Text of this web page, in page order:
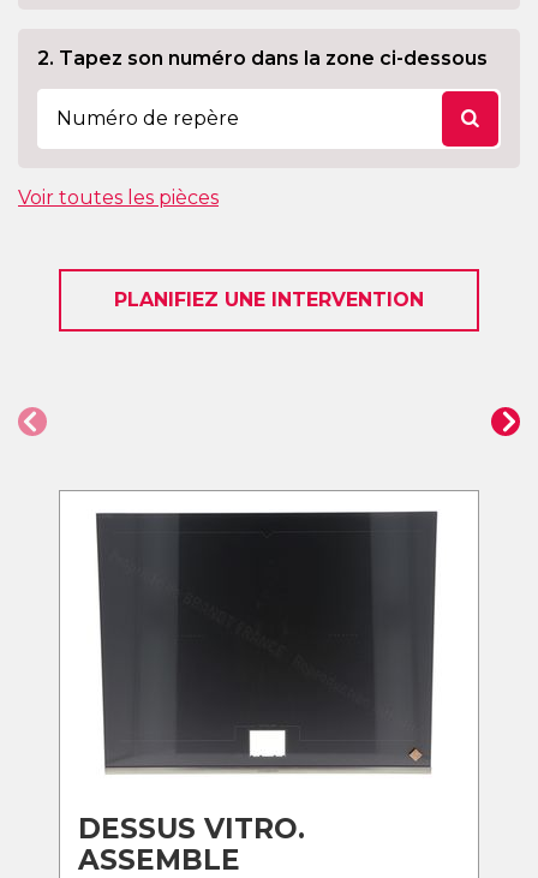
2. Tapez son numéro dans la zone ci-dessous
Voir toutes les pièces
PLANIFIEZ UNE INTERVENTION
DESSUS VITRO.
ASSEMBLE